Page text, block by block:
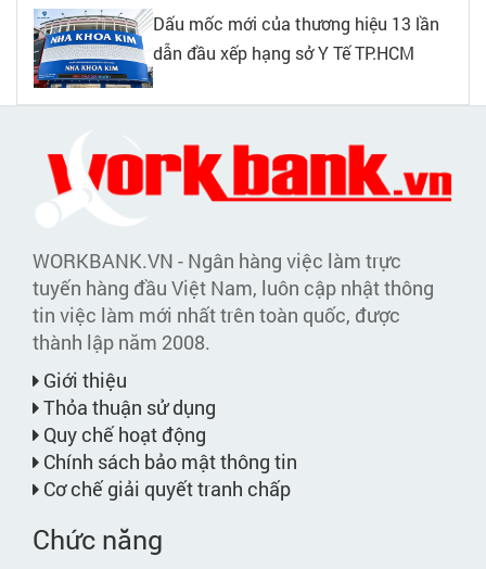
Dấu mốc mới của thương hiệu 13 lần
dẫn đầu xếp hạng sở Y Tế TP.HCM
WORKBANK.VN - Ngân hàng việc làm trực
tuyến hàng đầu Việt Nam, luôn cập nhật thông
tin việc làm mới nhất trên toàn quốc, được
thành lập năm 2008.
Giới thiệu
Thỏa thuận sử dụng
Quy chế hoạt động
Chính sách bảo mật thông tin
Cơ chế giải quyết tranh chấp
Chức năng